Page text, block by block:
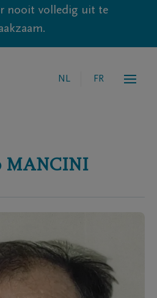
nooit volledig uit te
NL FR
MANCINI